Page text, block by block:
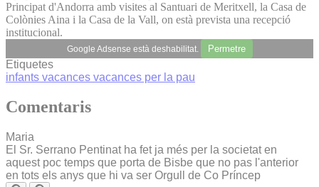
Principat d'Andorra amb visites al Santuari de Meritxell, la Casa de
Colònies Aina i la Casa de la Vall, on està prevista una recepció
institucional.
Google Adsense està deshabilitat. Permetre
Etiquetes
infants vacances vacances per la pau
Comentaris
Maria
El Sr. Serrano Pentinat ha fet ja més per la societat en
aquest poc temps que porta de Bisbe que no pas l'anterior
en tots els anys que hi va ser Orgull de Co Príncep